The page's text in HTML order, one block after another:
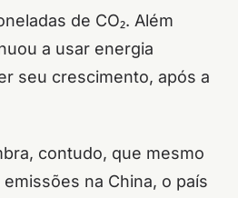
de CO₂. Além
a usar energia
seu crescimento, após a
contudo, que mesmo
na China, o país